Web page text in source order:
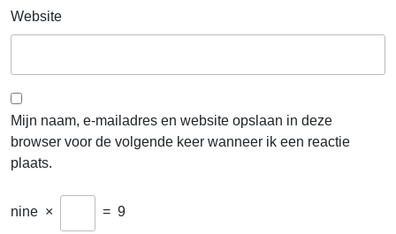
Website
Mijn naam, e-mailadres en website opslaan in deze
browser voor de volgende keer wanneer ik een reactie
plaats.
nine × = 9